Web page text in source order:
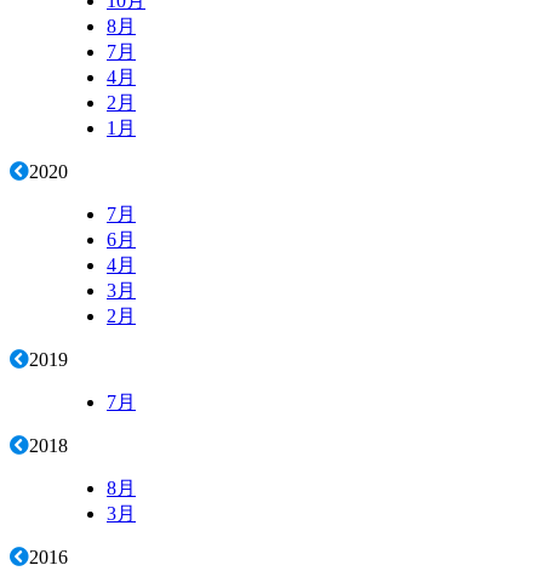
8月
7月
4月
2月
1月
2020
7月
6月
4月
3月
2月
2019
7月
2018
8月
3月
2016